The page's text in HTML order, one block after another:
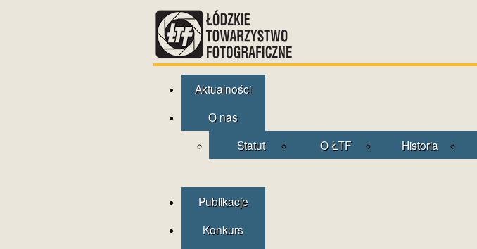
Aktualności
O nas
Statut
O ŁTF Historia
Publikacje
Konkurs